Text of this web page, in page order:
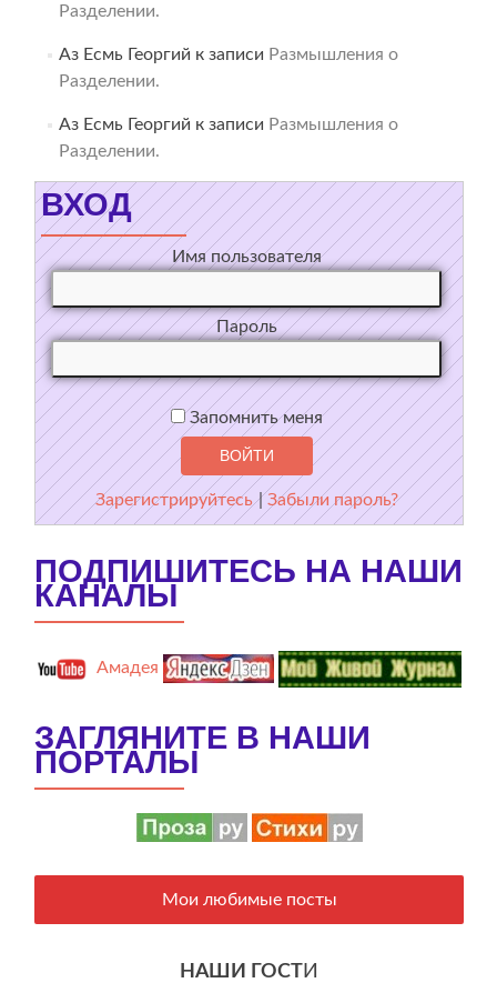
Разделении.
Аз Есмь Георгий к записи Размышления о
Разделении.
Аз Есмь Георгий к записи Размышления о
Разделении.
ВХОД
Имя пользователя
Пароль
Запомнить меня
Зарегистрируйтесь |Забыли пароль?
ПОДПИШИТЕСЬ НА НАШИ
КАНАЛЫ
Амадея
ЗАГЛЯНИТЕ В НАШИ
ПОРТАЛЫ
Мои любимые посты
НАШИ ГОСТИ